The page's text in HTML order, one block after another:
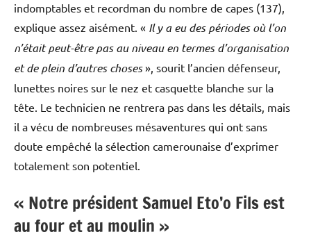
indomptables et recordman du nombre de capes (137),
explique assez aisément. « Il y a eu des périodes où l’on
n’était peut-être pas au niveau en termes d’organisation
et de plein d’autres choses», sourit l’ancien défenseur,
lunettes noires sur le nez et casquette blanche sur la
tête. Le technicien ne rentrera pas dans les détails, mais
il a vécu de nombreuses mésaventures qui ont sans
doute empêché la sélection camerounaise d’exprimer
totalement son potentiel.
« Notre président Samuel Eto’o Fils est
au four et au moulin »